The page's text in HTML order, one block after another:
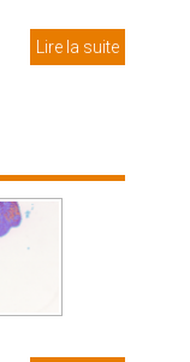
Lire la suite